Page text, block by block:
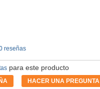
reseñas
para este producto
HACER UNA PREGUNTA